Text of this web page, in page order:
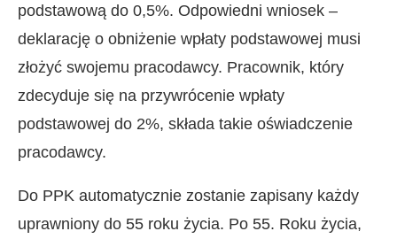
podstawową do 0,5%. Odpowiedni wniosek –
deklarację o obniżenie wpłaty podstawowej musi
złożyć swojemu pracodawcy. Pracownik, który
zdecyduje się na przywrócenie wpłaty
podstawowej do 2%, składa takie oświadczenie
pracodawcy.
Do PPK automatycznie zostanie zapisany każdy
uprawniony do 55 roku życia. Po 55. Roku życia,